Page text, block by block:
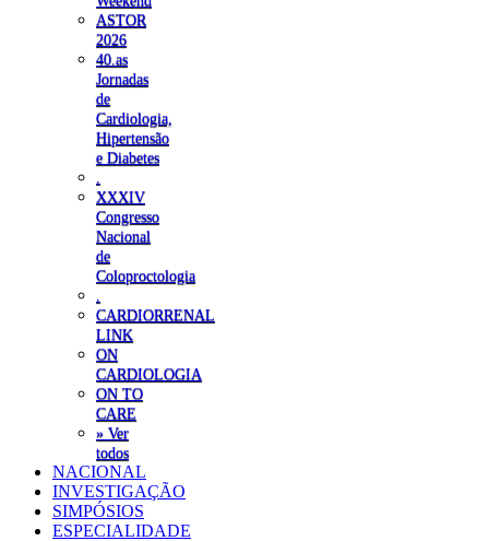
ASTOR
2026
40.as
Jornadas
de
Cardiologia,
Hipertensão
e Diabetes
XXXIV
Congresso
Nacional
de
Coloproctologia
CARDIORRENAL
LINK
ON
CARDIOLOGIA
ON TO
CARE
» Ver
todos
NACIONAL
INVESTIGAÇÃO
SIMPÓSIOS
ESPECIALIDADE